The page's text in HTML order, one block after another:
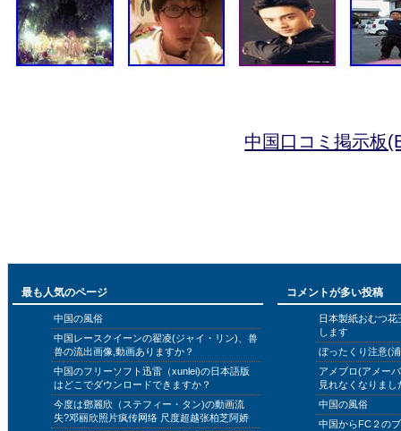
中国口コミ掲示板
最も人気のページ
中国の風俗
中国レースクイーンの翟凌(ジャイ・リン)、兽
兽の流出画像,動画ありますか？
中国のフリーソフト迅雷（xunlei)の日本語版
はどこでダウンロードできますか？
今度は鄧麗欣（ステフィー・タン)の動画流
失?邓丽欣照片疯传网络 尺度超越张柏芝阿娇
コメントが多い投稿
日本製紙おむつ
します
ぼったくり注意(
アメブロ(アメー
見れなくなりまし
中国の風俗
中国からFC２の